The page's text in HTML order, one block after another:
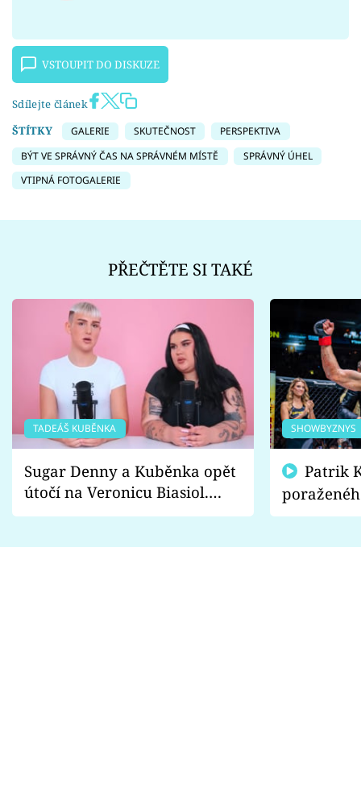
VSTOUPIT DO DISKUZE
Sdílejte článek
ŠTÍTKY
GALERIE SKUTEČNOST
PERSPEKTIVA
BÝT VE SPRÁVNÝ ČAS NA SPRÁVNÉM MÍSTĚ
SPRÁVNÝ ÚHEL
VTIPNÁ FOTOGALERIE
PŘEČTĚTE SI TAKÉ
TADEÁŠ KUBĚNKA
Sugar Denny a Kuběnka opět
útočí na Veronicu Biasiol.
Proč je podle nich falešná a
SHOWBYZNYS
fanoušci